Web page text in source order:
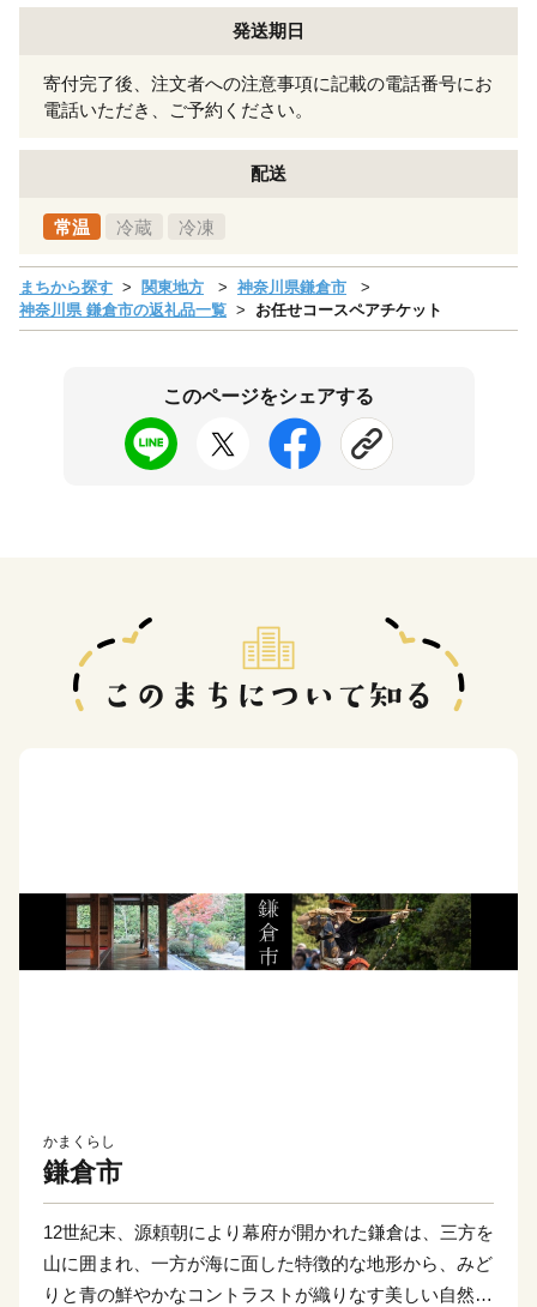
発送期日
寄付完了後、注文者への注意事項に記載の電話番号にお
電話いただき、ご予約ください。
配送
常温 冷蔵 冷凍
まちから探す 関東地方
神奈川県鎌倉市
神奈川県 鎌倉市の返礼品一覧
お任せコースペアチケット
このページをシェアする
かまくらし
鎌倉市
12世紀末、源頼朝により幕府が開かれた鎌倉は、三方を
山に囲まれ、一方が海に面した特徴的な地形から、みど
りと青の鮮やかなコントラストが織りなす美しい自然景